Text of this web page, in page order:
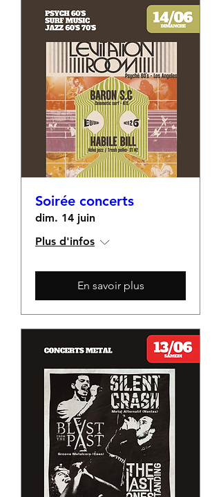
Soirée concerts
dim. 14 juin
Plus d'infos
En savoir plus